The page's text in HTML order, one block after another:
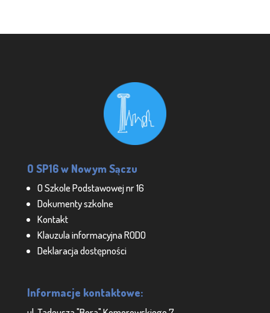
O SP16 w Nowym Sączu
O Szkole Podstawowej nr 16
Dokumenty szkolne
Kontakt
Klauzula informacyjna RODO
Deklaracja dostępności
Informacje kontaktowe: